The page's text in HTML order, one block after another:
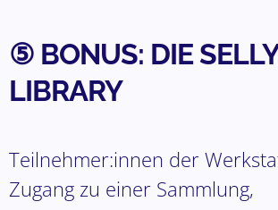
⑤ BONUS: DIE
LIBRARY
Teilnehmer:innen der
Zugang zu einer Sammlung,